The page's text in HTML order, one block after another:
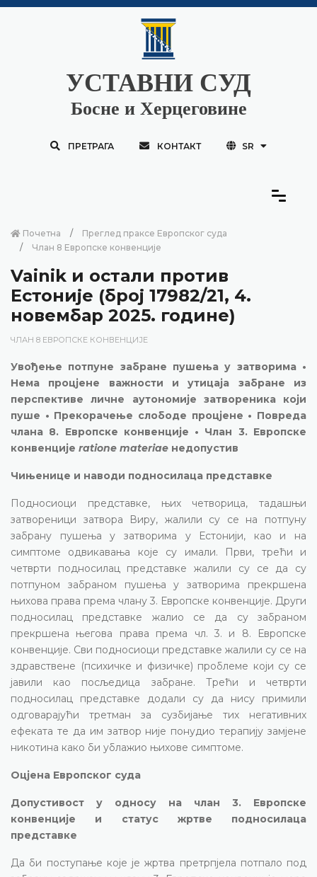
УСТАВНИ СУД
Босне и Херцеговине
ПРЕТРАГА КОНТАКТ SR
Почетна
Преглед праксе Европског суда
Члан 8 Европске конвенције
Vainik и остали против
Естоније (број 17982/21, 4.
новембар 2025. године)
ЧЛАН 8 ЕВРОПСКЕ КОНВЕНЦИЈЕ
Увођење потпуне забране пушења у затворима •
Нема процјене важности и утицаја забране из
перспективе личне аутономије затвореника који
пуше • Прекорачење слободе процјене • Повреда
члана 8. Европске конвенције • Члан 3. Европске
конвенције ratione materiae недопустив
Чињенице и наводи подносилаца представке
Подносиоци представке, њих четворица, тадашњи
затвореници затвора Виру, жалили су се на потпуну
забрану пушења у затворима у Естонији, као и на
симптоме одвикавања које су имали. Први, трећи и
четврти подносилац представке жалили су се да су
потпуном забраном пушења у затворима прекршена
њихова права према члану 3. Европске конвенције. Други
подносилац представке жалио се да су забраном
прекршена његова права према чл. 3. и 8. Европске
конвенције. Сви подносиоци представке жалили су се на
здравствене (психичке и физичке) проблеме који су се
јавили као посљедица забране. Трећи и четврти
подносилац представке додали су да нису примили
одговарајући третман за сузбијање тих негативних
ефеката те да им затвор није понудио терапију замјене
никотина како би ублажио њихове симптоме.
Оцјена Европског суда
Допустивост у односу на члан 3. Европске
конвенције и статус жртве подносилаца
представке
Да би поступање које је жртва претрпјела потпало под